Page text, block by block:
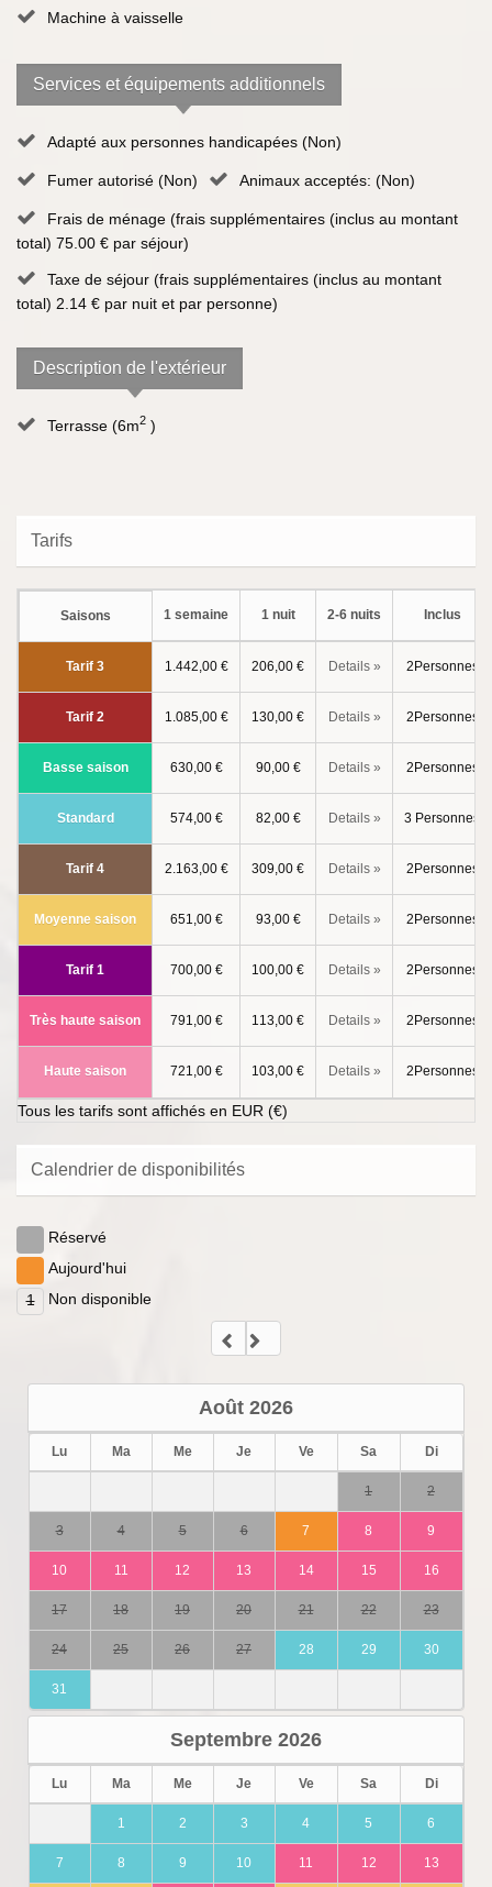
Machine à vaisselle
Services et équipements additionnels
Adapté aux personnes handicapées (Non)
Fumer autorisé (Non) Animaux acceptés: (Non)
Frais de ménage (frais supplémentaires (inclus au montant
total) 75.00 € par séjour)
Taxe de séjour (frais supplémentaires (inclus au montant
total) 2.14 € par nuit et par personne)
Description de l'extérieur
Terrasse (6m2 )
Tarifs
Saisons 1 semaine 1 nuit 2-6 nuits Inclus
Tarif 3 1.442,00 € 206,00 € Details » 2Personnes
Tarif 2 1.085,00 € 130,00 € Details » 2Personnes
Basse saison 630,00 € 90,00 € Details » 2Personnes
Standard 574,00 € 82,00 € Details » 3 Personnes
Tarif 4 2.163,00 € 309,00 € Details » 2Personnes
Moyenne saison 651,00 € 93,00 € Details » 2Personnes
Tarif 1 700,00 € 100,00 € Details » 2Personnes
Très haute saison 791,00 € 113,00 € Details » 2Personnes
Haute saison 721,00 € 103,00 € Details » 2Personnes
Tous les tarifs sont affichés en EUR (€)
Calendrier de disponibilités
Réservé
Aujourd'hui
1
Non disponible
Août 2026
Lu Ma Me Je Ve Sa Di
1 2
3 4 5 6 7 8 9
10 11 12 13 14 15 16
17 18 19 20 21 22 23
24 25 26 27 28 29 30
31
Septembre 2026
Lu Ma Me Je Ve Sa Di
1 2 3 4 5 6
7 8 9 10 11 12 13